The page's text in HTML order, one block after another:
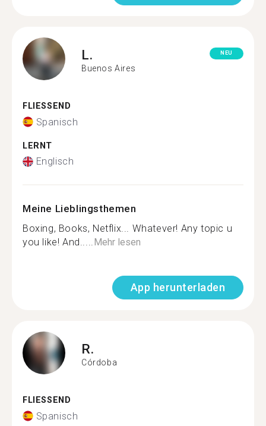
L.
Buenos Aires
NEU
FLIESSEND
Spanisch
LERNT
Englisch
Meine Lieblingsthemen
Boxing, Books, Netflix... Whatever! Any topic u
you like! And.....Mehr lesen
App herunterladen
R.
Córdoba
FLIESSEND
Spanisch